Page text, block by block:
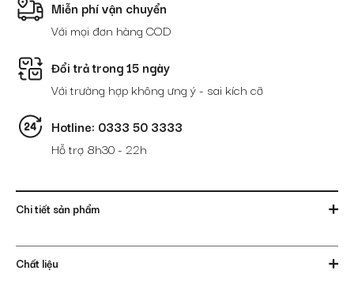
Miễn phí vận chuyển
Với mọi đơn hàng COD
Đổi trả trong 15 ngày
Với trường hợp không ưng ý - sai kích cỡ
Hotline: 0333 50 3333
Hỗ trợ 8h30 - 22h
Chi tiết sản phẩm
Chất liệu